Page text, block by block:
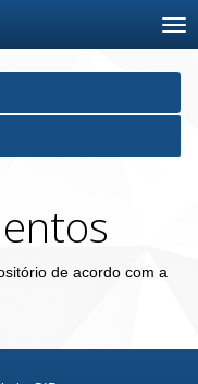
de acordo com a